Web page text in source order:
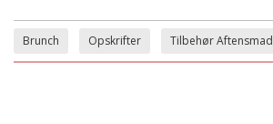
Brunch Opskrifter Tilbehør Aftensmad